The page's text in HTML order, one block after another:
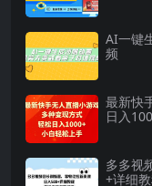
AI一键
频
最新快
日入
多多视
+详细